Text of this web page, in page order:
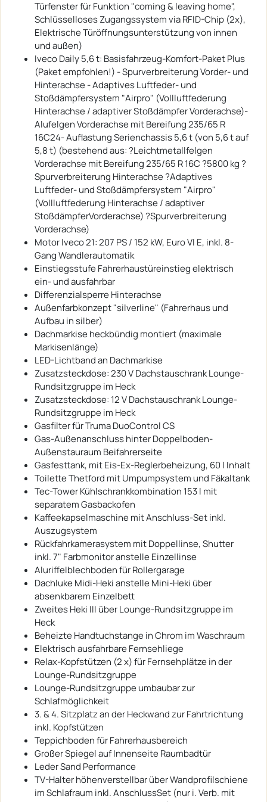
Türfenster für Funktion "coming & leaving home",
Schlüsselloses Zugangssystem via RFID-Chip (2x),
Elektrische Türöffnungsunterstützung von innen
und außen)
Iveco Daily 5,6 t: Basisfahrzeug-Komfort-Paket Plus
(Paket empfohlen!) - Spurverbreiterung Vorder- und
Hinterachse - Adaptives Luftfeder- und
Stoßdämpfersystem "Airpro" (Vollluftfederung
Hinterachse / adaptiver Stoßdämpfer Vorderachse)-
Alufelgen Vorderachse mit Bereifung 235/65 R
16C24- Auflastung Serienchassis 5,6 t (von 5,6 t auf
5,8 t) (bestehend aus: ?Leichtmetallfelgen
Vorderachse mit Bereifung 235/65 R 16C ?5800 kg ?
Spurverbreiterung Hinterachse ?Adaptives
Luftfeder- und Stoßdämpfersystem "Airpro"
(Vollluftfederung Hinterachse / adaptiver
StoßdämpferVorderachse) ?Spurverbreiterung
Vorderachse)
Motor Iveco 21: 207 PS / 152 kW, Euro VI E, inkl. 8-
Gang Wandlerautomatik
Einstiegsstufe Fahrerhaustüreinstieg elektrisch
ein- und ausfahrbar
Differenzialsperre Hinterachse
Außenfarbkonzept "silverline" (Fahrerhaus und
Aufbau in silber)
Dachmarkise heckbündig montiert (maximale
Markisenlänge)
LED-Lichtband an Dachmarkise
Zusatzsteckdose: 230 V Dachstauschrank Lounge-
Rundsitzgruppe im Heck
Zusatzsteckdose: 12 V Dachstauschrank Lounge-
Rundsitzgruppe im Heck
Gasfilter für Truma DuoControl CS
Gas-Außenanschluss hinter Doppelboden-
Außenstauraum Beifahrerseite
Gasfesttank, mit Eis-Ex-Reglerbeheizung, 60 l Inhalt
Toilette Thetford mit Umpumpsystem und Fäkaltank
Tec-Tower Kühlschrankkombination 153 l mit
separatem Gasbackofen
Kaffeekapselmaschine mit Anschluss-Set inkl.
Auszugsystem
Rückfahrkamerasystem mit Doppellinse, Shutter
inkl. 7" Farbmonitor anstelle Einzellinse
Aluriffelblechboden für Rollergarage
Dachluke Midi-Heki anstelle Mini-Heki über
absenkbarem Einzelbett
Zweites Heki III über Lounge-Rundsitzgruppe im
Heck
Beheizte Handtuchstange in Chrom im Waschraum
Elektrisch ausfahrbare Fernsehliege
Relax-Kopfstützen (2 x) für Fernsehplätze in der
Lounge-Rundsitzgruppe
Lounge-Rundsitzgruppe umbaubar zur
Schlafmöglichkeit
3. & 4. Sitzplatz an der Heckwand zur Fahrtrichtung
inkl. Kopfstützen
Teppichboden für Fahrerhausbereich
Großer Spiegel auf Innenseite Raumbadtür
Leder Sand Performance
TV-Halter höhenverstellbar über Wandprofilschiene
im Schlafraum inkl. AnschlussSet (nur i. Verb. mit